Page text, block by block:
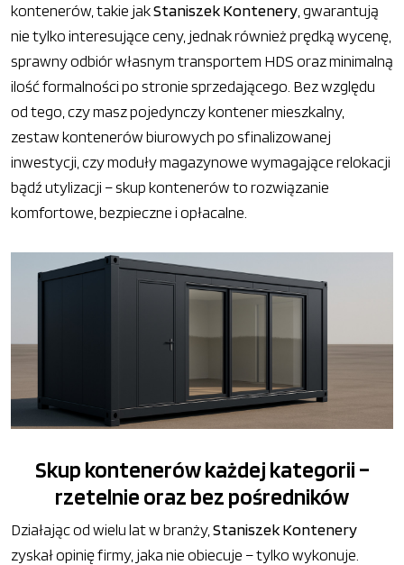
kontenerów, takie jakStaniszek Kontenery , gwarantują
nie tylko interesujące ceny, jednak również prędką wycenę,
sprawny odbiór własnym transportem HDS oraz minimalną
ilość formalności po stronie sprzedającego. Bez względu
od tego, czy masz pojedynczy kontener mieszkalny,
zestaw kontenerów biurowych po sfinalizowanej
inwestycji, czy moduły magazynowe wymagające relokacji
bądź utylizacji – skup kontenerów to rozwiązanie
komfortowe, bezpieczne i opłacalne.
Skup kontenerów każdej kategorii –
rzetelnie oraz bez pośredników
Działając od wielu lat w branży, Staniszek Kontenery
zyskał opinię firmy, jaka nie obiecuje – tylko wykonuje.